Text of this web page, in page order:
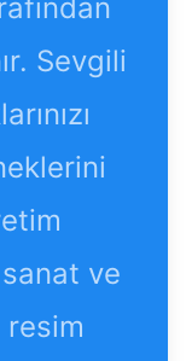
Sevgili
ve
resim